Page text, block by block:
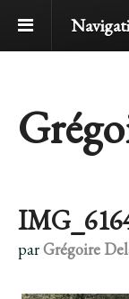
parGrégoire